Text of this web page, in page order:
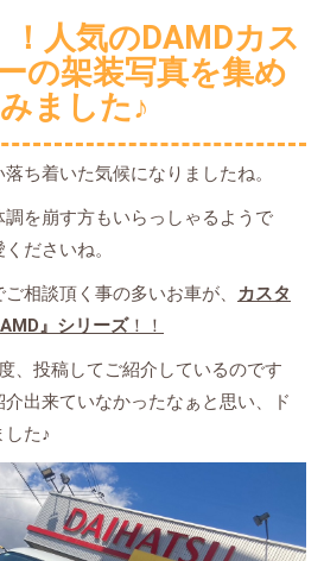
人気のDAMDカス
の架装写真を集め
ました♪
ち着いた気候になりましたね。
を崩す方もいらっしゃるようで
ださいね。
相談頂く事の多いお車が、 カスタ
』シリーズ！！
、投稿してご紹介しているのです
出来ていなかったなぁと思い、ド
した♪